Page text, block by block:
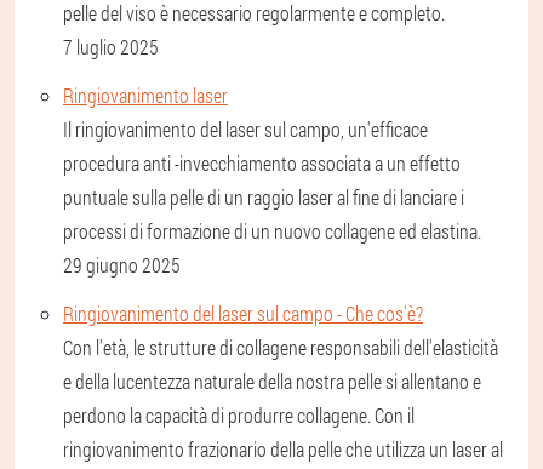
pelle del viso è necessario regolarmente e completo.
7 luglio 2025
Ringiovanimento laser
Il ringiovanimento del laser sul campo, un'efficace
procedura anti -invecchiamento associata a un effetto
puntuale sulla pelle di un raggio laser al fine di lanciare i
processi di formazione di un nuovo collagene ed elastina.
29 giugno 2025
Ringiovanimento del laser sul campo - Che cos'è?
Con l'età, le strutture di collagene responsabili dell'elasticità
e della lucentezza naturale della nostra pelle si allentano e
perdono la capacità di produrre collagene. Con il
ringiovanimento frazionario della pelle che utilizza un laser al